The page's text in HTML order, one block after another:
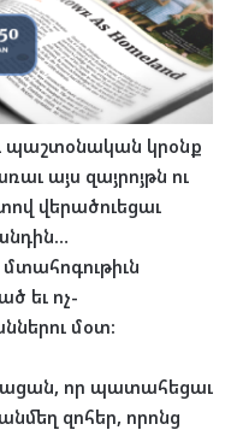
պաշտօնական կրօնք
այս զայրոյթն ու
վերածուեցաւ
եւ ոչ-
մօտ:
որ պատահեցաւ
զոհեր, որոնց